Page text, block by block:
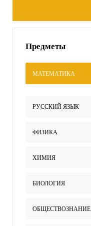
Предметы
МАТЕМАТИКА
РУССКИЙ ЯЗЫК
ФИЗИКА
ХИМИЯ
БИОЛОГИЯ
ОБЩЕСТВОЗНАНИЕ